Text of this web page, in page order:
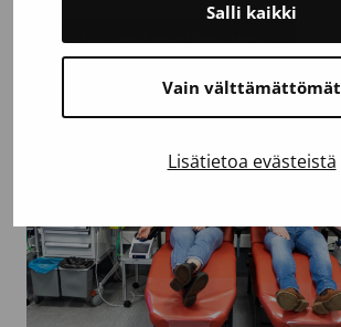
Vain välttämättömät
Salli kaikki
Lisätietoa evästeistä
Lue lisää sertifikaatista